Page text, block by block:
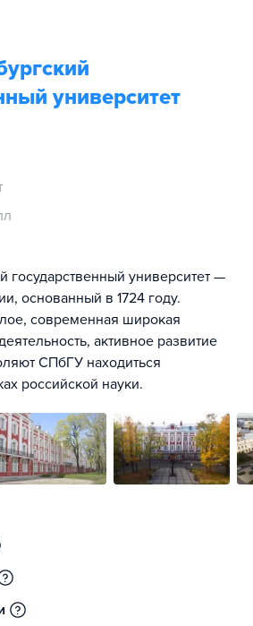
университет
государственный университет —
основанный в 1724 году.
современная широкая
активное развитие
СПбГУ находиться
российской науки.